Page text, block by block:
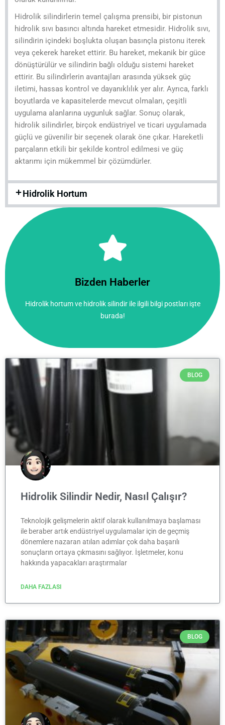
Hidrolik silindirlerin temel çalışma prensibi, bir pistonun
hidrolik sıvı basıncı altında hareket etmesidir. Hidrolik sıvı,
silindirin içindeki boşlukta oluşan basınçla pistonu iterek
veya çekerek hareket ettirir. Bu hareket, mekanik bir güce
dönüştürülür ve silindirin bağlı olduğu sistemi hareket
ettirir. Bu silindirlerin avantajları arasında yüksek güç
iletimi, hassas kontrol ve dayanıklılık yer alır. Ayrıca, farklı
boyutlarda ve kapasitelerde mevcut olmaları, çeşitli
uygulama alanlarına uygunluk sağlar. Sonuç olarak,
hidrolik silindirler, birçok endüstriyel ve ticari uygulamada
güçlü ve güvenilir bir seçenek olarak öne çıkar. Hareketli
parçaların etkili bir şekilde kontrol edilmesi ve güç
aktarımı için mükemmel bir çözümdürler.
Hidrolik Hortum
Bizden Haberler
Hidrolik hortum ve hidrolik silindir ile ilgili bilgi postları işte
burada!
Bizden Haberler
burada!
Tıkla!
BLOG
Hidrolik Silindir Nedir, Nasıl Çalışır?
Teknolojik gelişmelerin aktif olarak kullanılmaya başlaması
ile beraber artık endüstriyel uygulamalar için de geçmiş
dönemlere nazaran atılan adımlar çok daha başarılı
sonuçların ortaya çıkmasını sağlıyor. İşletmeler, konu
hakkında yapacakları araştırmalar
DAHA FAZLASI
BLOG